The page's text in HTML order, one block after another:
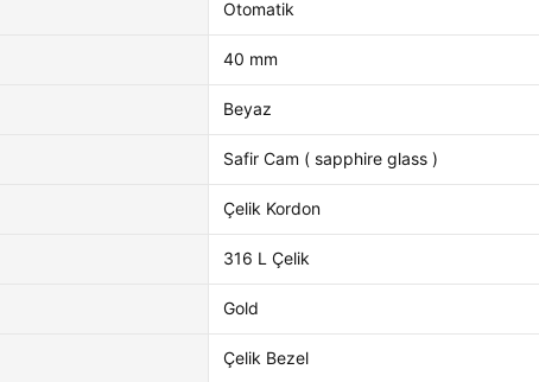
Otomatik
40 mm
Beyaz
Safir Cam ( sapphire glass )
Çelik Kordon
316 L Çelik
Gold
Çelik Bezel